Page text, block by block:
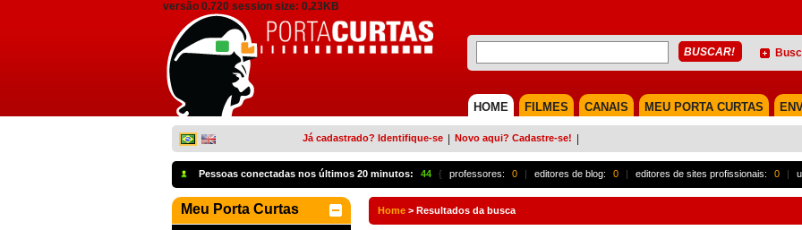
versão 0.720 session size: 0,23KB
MEU PORTA CURTAS
CANAIS
FILMES
HOME
Já cadastrado? Identifique-se Novo aqui? Cadastre-se!
Pessoas conectadas nos últimos 20 minutos: 44 { professores: 0 | editores de blog: 0 | editores de sites profissionais: 0 |
Meu Porta Curtas Home > Resultados da busca